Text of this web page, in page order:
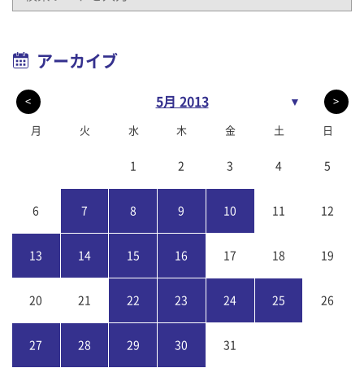
アーカイブ
< 5月 2013 ▼ >
月 火 水 木 金 土 日
1 2 3 4 5
6 7 8 9 10 11 12
13 14 15 16 17 18 19
20 21 22 23 24 25 26
27 28 29 30 31